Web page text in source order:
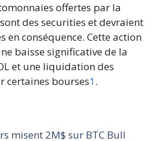
offertes par la
des securities et devraient
en conséquence. Cette action
baisse significative de la
et une liquidation des
certaines bourses1.
misent 2M$ sur BTC Bull